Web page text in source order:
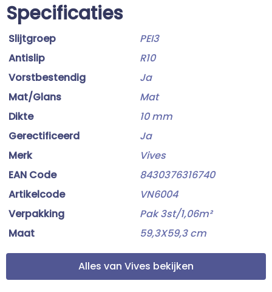
Specificaties
Slijtgroep
PEI3
Antislip
R10
Vorstbestendig
Ja
Mat/Glans
Mat
Dikte
10 mm
Gerectificeerd
Ja
Merk
Vives
EAN Code
8430376316740
Artikelcode
VN6004
Verpakking
Pak 3st/1,06m²
Maat
59,3X59,3 cm
Alles van Vives bekijken